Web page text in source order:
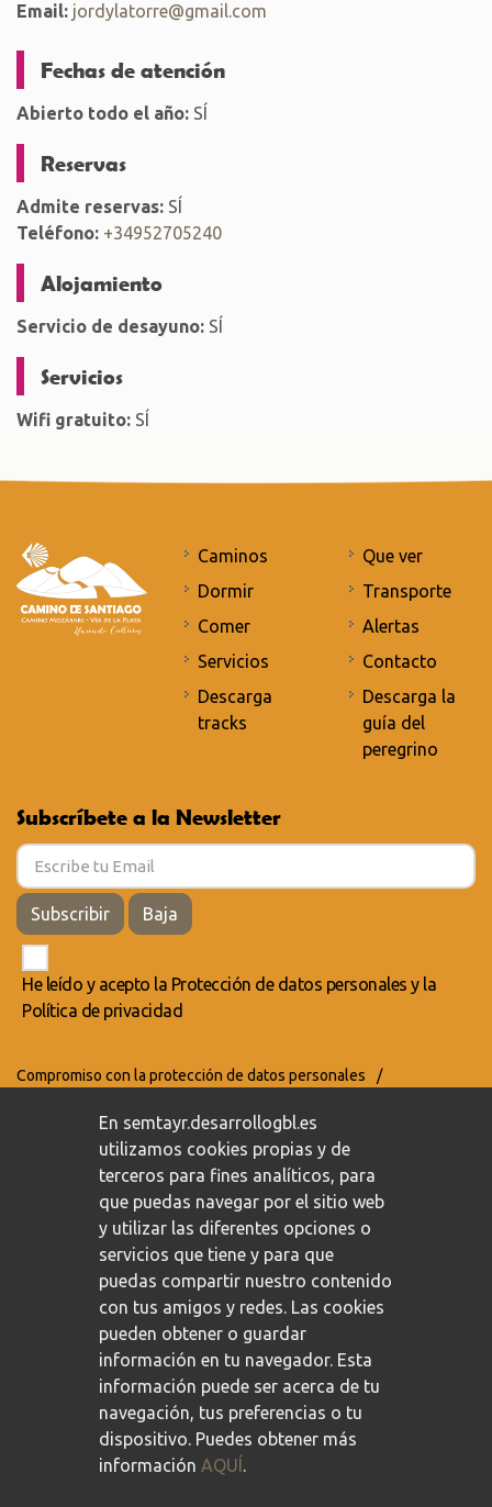
Email: jordylatorre@gmail.com
Fechas de atención
Abierto todo el año: SÍ
Reservas
Admite reservas: SÍ
Teléfono: +34952705240
Alojamiento
Servicio de desayuno: SÍ
Servicios
Wifi gratuito: SÍ
Caminos
Dormir
Comer
Servicios
Descarga
tracks
Que ver
Transporte
Alertas
Contacto
Descarga la
guía del
peregrino
Subscríbete a la Newsletter
Subscribir Baja
He leído y acepto la Protección de datos personales y la
Política de privacidad
Compromiso con la protección de datos personales
/
En semtayr.desarrollogbl.es
utilizamos cookies propias y de
terceros para fines analíticos, para
que puedas navegar por el sitio web
y utilizar las diferentes opciones o
servicios que tiene y para que
puedas compartir nuestro contenido
con tus amigos y redes. Las cookies
pueden obtener o guardar
información en tu navegador. Esta
información puede ser acerca de tu
navegación, tus preferencias o tu
dispositivo. Puedes obtener más
información AQUÍ.